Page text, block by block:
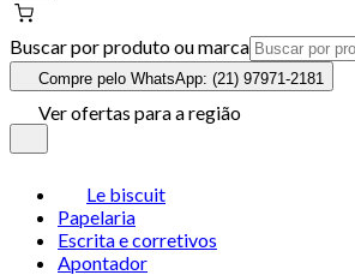
Buscar por produto ou marca
Compre pelo WhatsApp: (21) 97971-2181
Ver ofertas para a região
Le biscuit
Papelaria
Escrita e corretivos
Apontador